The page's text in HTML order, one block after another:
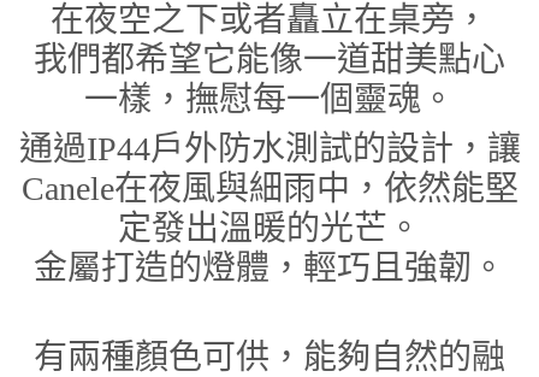
在夜空之下或者矗立在桌旁，
我們都希望它能像一道甜美點心
一樣，撫慰每一個靈魂。
通過IP44戶外防水測試的設計，讓
Canele在夜風與細雨中，依然能堅
定發出溫暖的光芒。
金屬打造的燈體，輕巧且強韌。
有兩種顏色可供，能夠自然的融